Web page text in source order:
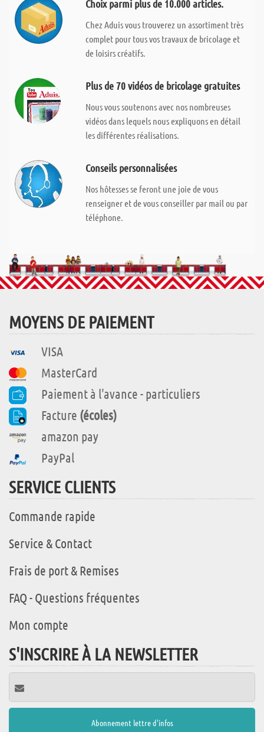
Choix parmi plus de 10.000 articles.
Chez Aduis vous trouverez un assortiment très
complet pour tous vos travaux de bricolage et
de loisirs créatifs.
Plus de 70 vidéos de bricolage gratuites
Nous vous soutenons avec nos nombreuses
vidéos dans lequels nous expliquons en détail
les différentes réalisations.
Conseils personnalisées
Nos hôtesses se feront une joie de vous
renseigner et de vous conseiller par mail ou par
téléphone.
MOYENS DE PAIEMENT
VISA
MasterCard
Paiement à l'avance - particuliers
Facture (écoles)
amazon pay
PayPal
SERVICE CLIENTS
Commande rapide
Service & Contact
Frais de port & Remises
FAQ - Questions fréquentes
Mon compte
S'INSCRIRE À LA NEWSLETTER